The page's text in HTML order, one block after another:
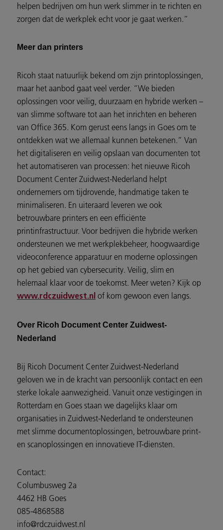
helpen bedrijven om hun werk slimmer in te richten en
zorgen dat de werkplek echt voor je gaat werken.”
Meer dan printers
Ricoh staat natuurlijk bekend om zijn printoplossingen,
maar het aanbod gaat veel verder. “We bieden
oplossingen voor veilig, duurzaam en hybride werken –
van slimme software tot aan het inrichten en beheren
van Office 365. Kom gerust eens langs in Goes om te
ontdekken wat we allemaal kunnen betekenen.” Van
het digitaliseren en veilig opslaan van documenten tot
het automatiseren van processen: het nieuwe Ricoh
Document Center Zuidwest-Nederland helpt
ondernemers om tijdrovende, handmatige taken te
minimaliseren. En uiteraard leveren we ook
betrouwbare printers en een efficiënte
printinfrastructuur. Voor bedrijven die hybride werken
ondersteunen we met werkplekbeheer, hoogwaardige
videoconference apparatuur en moderne oplossingen
op het gebied van cybersecurity. Veilig, slim en
helemaal klaar voor de toekomst. Meer weten? Kijk op
www.rdczuidwest.nl of kom gewoon even langs.
Over Ricoh Document Center Zuidwest-
Nederland
Bij Ricoh Document Center Zuidwest-Nederland
geloven we in de kracht van persoonlijk contact en een
sterke lokale aanwezigheid. Vanuit onze vestigingen in
Rotterdam en Goes staan we dagelijks klaar om
organisaties in Zuidwest-Nederland te ondersteunen
met slimme documentoplossingen, betrouwbare print-
en scanoplossingen en innovatieve IT-diensten.
Contact:
Columbusweg 2a
4462 HB Goes
085-4868588
info@rdczuidwest.nl